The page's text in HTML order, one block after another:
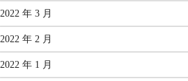
2022 年 3 月
2022 年 2 月
2022 年 1 月